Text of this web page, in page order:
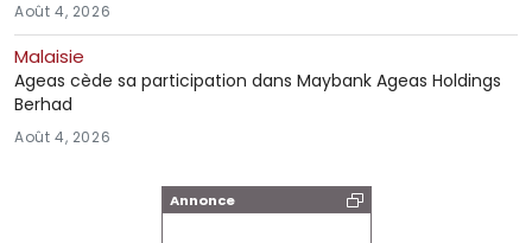
Annonce
Août 4, 2026
Malaisie
Ageas cède sa participation dans Maybank Ageas Holdings
Berhad
Août 4, 2026